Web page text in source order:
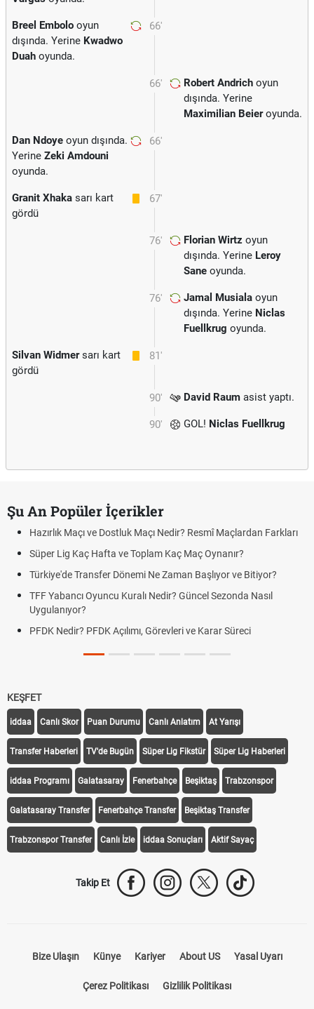
66'
Breel Embolo oyun
dışında. Yerine Kwadwo
Duah oyunda.
66' Robert Andrich oyun
dışında. Yerine
Maximilian Beieroyunda.
66'
Dan Ndoye oyun dışında.
Yerine Zeki Amdouni
oyunda.
67'
Granit Xhaka sarı kart
gördü
76' Florian Wirtz oyun
dışında. Yerine Leroy
Sane oyunda.
76' Jamal Musiala oyun
dışında. Yerine Niclas
Fuellkrug oyunda.
81'
Silvan Widmersarı kart
gördü
90' David Raum asist yaptı.
90' GOL! Niclas Fuellkrug
Şu An Popüler İçerikler
Hazırlık Maçı ve Dostluk Maçı Nedir? Resmî Maçlardan Farkları
Süper Lig Kaç Hafta ve Toplam Kaç Maç Oynanır?
Türkiye'de Transfer Dönemi Ne Zaman Başlıyor ve Bitiyor?
TFF Yabancı Oyuncu Kuralı Nedir? Güncel Sezonda Nasıl
Uygulanıyor?
PFDK Nedir? PFDK Açılımı, Görevleri ve Karar Süreci
KEŞFET
iddaa Canlı Skor Puan Durumu Canlı Anlatım At Yarışı
Transfer Haberleri TV'de Bugün Süper Lig Fikstür Süper Lig Haberleri
iddaa Programı Galatasaray Fenerbahçe Beşiktaş Trabzonspor
Galatasaray Transfer Fenerbahçe Transfer Beşiktaş Transfer
Trabzonspor Transfer Canlı İzle iddaa Sonuçları Aktif Sayaç
Takip Et
Bize Ulaşın Künye Kariyer About US Yasal Uyarı
Çerez Politikası Gizlilik Politikası